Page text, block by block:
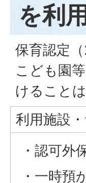
を利
保育認定
こども園
けること
利用施設
・認可外
・一時預